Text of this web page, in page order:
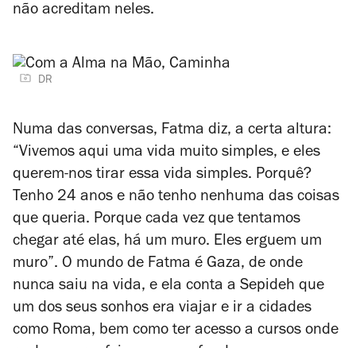
não acreditam neles.
DR
Numa das conversas, Fatma diz, a certa altura:
“Vivemos aqui uma vida muito simples, e eles
querem-nos tirar essa vida simples. Porquê?
Tenho 24 anos e não tenho nenhuma das coisas
que queria. Porque cada vez que tentamos
chegar até elas, há um muro. Eles erguem um
muro”. O mundo de Fatma é Gaza, de onde
nunca saiu na vida, e ela conta a Sepideh que
um dos seus sonhos era viajar e ir a cidades
como Roma, bem como ter acesso a cursos onde